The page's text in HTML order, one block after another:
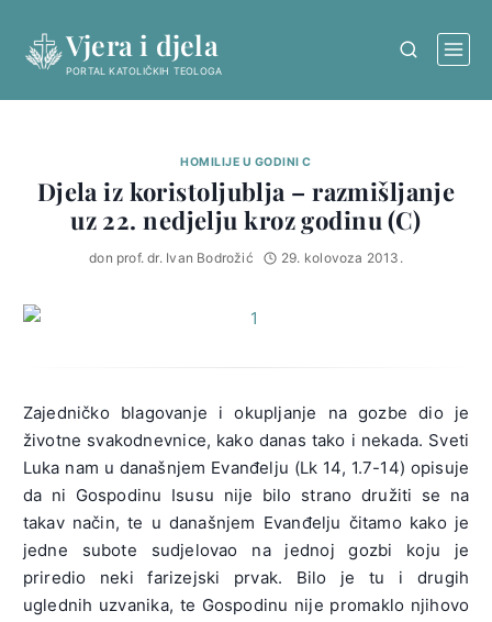
content
Vjera i djela
PORTAL KATOLIČKIH TEOLOGA
HOMILIJE U GODINI C
Djela iz koristoljublja – razmišljanje
uz 22. nedjelju kroz godinu (C)
don prof. dr. Ivan Bodrožić 29. kolovoza 2013.
Zajedničko blagovanje i okupljanje na gozbe dio je
životne svakodnevnice, kako danas tako i nekada. Sveti
Luka nam u današnjem Evanđelju (Lk 14, 1.7-14) opisuje
da ni Gospodinu Isusu nije bilo strano družiti se na
takav način, te u današnjem Evanđelju čitamo kako je
jedne subote sudjelovao na jednoj gozbi koju je
priredio neki farizejski prvak. Bilo je tu i drugih
uglednih uzvanika, te Gospodinu nije promaklo njihovo